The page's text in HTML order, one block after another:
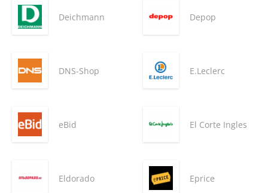
Deichmann Depop
DNS-Shop E.Leclerc
eBid El Corte Ingles
Eldorado Eprice